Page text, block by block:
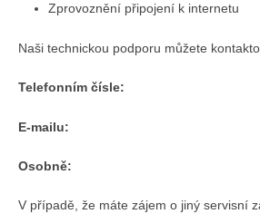
Zprovoznění připojení k internetu
Naši technickou podporu můžete
Telefonním čísle:
E-mailu:
Osobně:
V případě, že máte zájem o jiný servisní